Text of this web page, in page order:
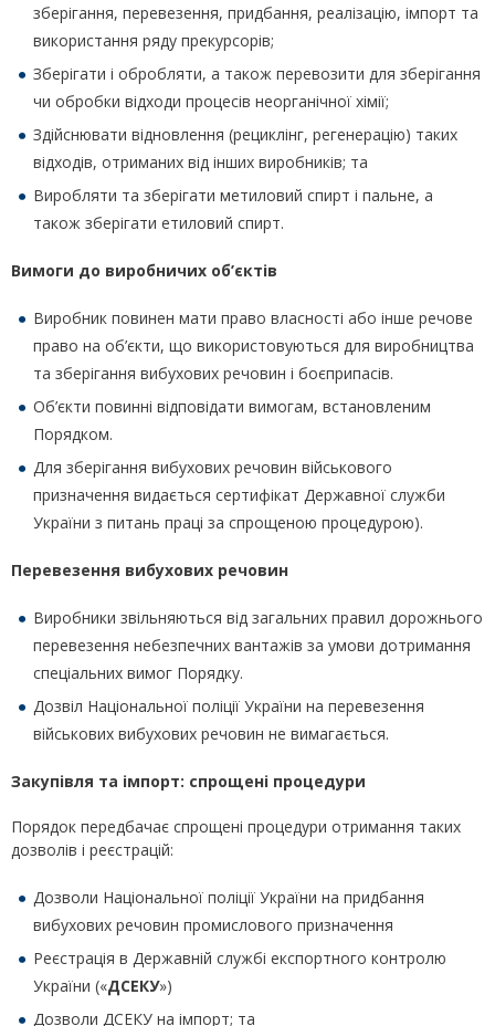
зберігання, перевезення, придбання, реалізацію, імпорт та
використання ряду прекурсорів;
Зберігати і обробляти, а також перевозити для зберігання
чи обробки відходи процесів неорганічної хімії;
Здійснювати відновлення (рециклінг, регенерацію) таких
відходів, отриманих від інших виробників; та
Виробляти та зберігати метиловий спирт і пальне, а
також зберігати етиловий спирт.
Вимоги до виробничих об’єктів
Виробник повинен мати право власності або інше речове
право на об’єкти, що використовуються для виробництва
та зберігання вибухових речовин і боєприпасів.
Об’єкти повинні відповідати вимогам, встановленим
Порядком.
Для зберігання вибухових речовин військового
призначення видається сертифікат Державної служби
України з питань праці за спрощеною процедурою).
Перевезення вибухових речовин
Виробники звільняються від загальних правил дорожнього
перевезення небезпечних вантажів за умови дотримання
спеціальних вимог Порядку.
Дозвіл Національної поліції України на перевезення
військових вибухових речовин не вимагається.
Закупівля та імпорт: спрощені процедури
Порядок передбачає спрощені процедури отримання таких
дозволів і реєстрацій:
Дозволи Національної поліції України на придбання
вибухових речовин промислового призначення
Реєстрація в Державній службі експортного контролю
України («ДСЕКУ»)
Дозволи ДСЕКУ на імпорт; та